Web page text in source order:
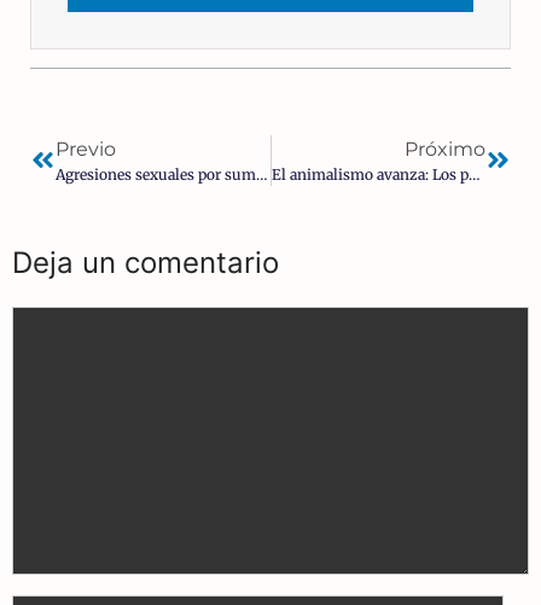
Previo
Agresiones sexuales por sumisión química | Albert Mesa Rey
Próximo
El animalismo avanza: Los perros son considerados miembros de la familia y los dueños tendrán que hacer un curso de capacitación
Deja un comentario